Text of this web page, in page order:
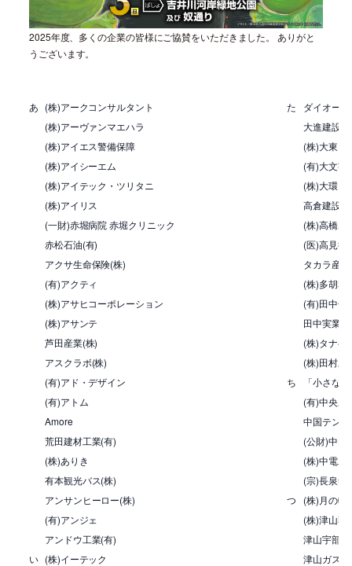
2025年度、多くの企業の皆様にご協賛をいただきました。 ありがと
うございます。
あ (株)アークコンサルタント た
ダイオー
(株)アーヴァンマエハラ
大進建設(
(株)アイエス警備保障
(株)大東
(株)アイシーエム
(有)大文字
(株)アイテック・ツリタニ
(株)大環
(株)アイリス
高倉建設(
(一財)赤堀病院 赤堀クリニック
(株)高橋ポ
赤松石油(有)
(医)高見徳
アクサ生命保険(株)
タカラ産
(有)アクティ
(株)多胡本
(株)アサヒコーポレーション
(有)田中化
(株)アサンテ
田中実業(
芦田産業(株)
(株)タナベ
アスクラボ(株)
(株)田村工
(有)アド・デザイン
ち
「小さな
(有)アトム
(有)中央廃
Amore
中国テン
荒田建材工業(有)
(公財)中国
(株)ありき
(株)中電工
有本観光バス(株)
(宗)長泉寺
アンサンヒーロー(株)
つ
(株)月の輪
(有)アンジェ
(株)津山朝
アンドウ工業(有)
津山宇部
い (株)イーテック
津山ガス(